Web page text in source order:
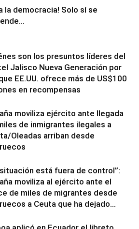
la democracia! Solo sí se
son los presuntos líderes del
Jalisco Nueva Generación por
EE.UU. ofrece más de US$100
en recompensas
moviliza ejército ante llegada
de inmigrantes ilegales a
Oleadas arriban desde
situación está fuera de control”:
moviliza al ejército ante el
de miles de migrantes desde
a Ceuta que ha dejado...